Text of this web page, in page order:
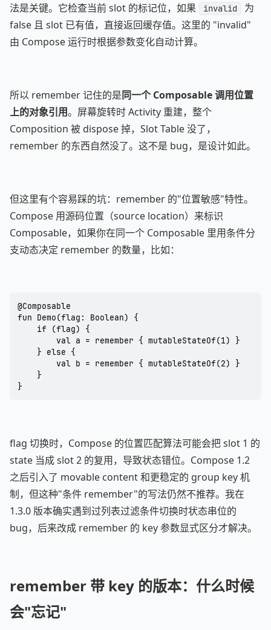
法是关键。它检查当前 slot 的标记位，如果
invalid
为
false 且 slot 已有值，直接返回缓存值。这里的 "invalid"
由 Compose 运行时根据参数变化自动计算。
所以 remember 记住的是同一个 Composable 调用位置
上的对象引用。屏幕旋转时 Activity 重建，整个
Composition 被 dispose 掉，Slot Table 没了，
remember 的东西自然没了。这不是 bug，是设计如此。
但这里有个容易踩的坑：remember 的"位置敏感"特性。
Compose 用源码位置（source location）来标识
Composable，如果你在同一个 Composable 里用条件分
支动态决定 remember 的数量，比如：
@Composable
fun Demo(flag: Boolean) {
    if (flag) {
        val a = remember { mutableStateOf(1) }
    } else {
        val b = remember { mutableStateOf(2) }
    }
}
flag 切换时，Compose 的位置匹配算法可能会把 slot 1 的
state 当成 slot 2 的复用，导致状态错位。Compose 1.2
之后引入了 movable content 和更稳定的 group key 机
制，但这种"条件 remember"的写法仍然不推荐。我在
1.3.0 版本确实遇到过列表过滤条件切换时状态串位的
bug，后来改成 remember 的 key 参数显式区分才解决。
remember 带 key 的版本：什么时候
会"忘记"